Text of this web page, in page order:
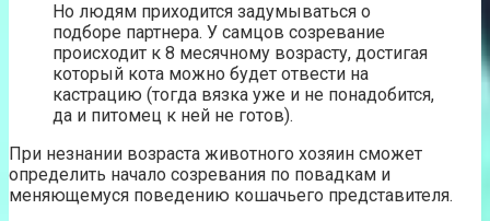
Но людям приходится задумываться о
подборе партнера. У самцов созревание
происходит к 8 месячному возрасту, достигая
который кота можно будет отвести на
кастрацию (тогда вязка уже и не понадобится,
да и питомец к ней не готов).
При незнании возраста животного хозяин сможет
определить начало созревания по повадкам и
меняющемуся поведению кошачьего представителя.